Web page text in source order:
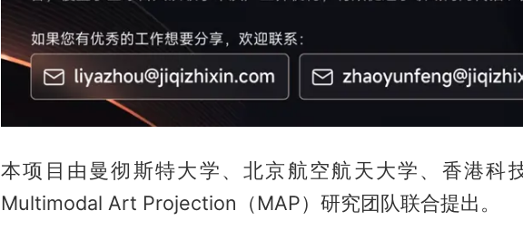
本项目由曼彻斯特大学、北京航空航天大学、香港科
Multimodal Art Projection（MAP）研究团队联合提出。